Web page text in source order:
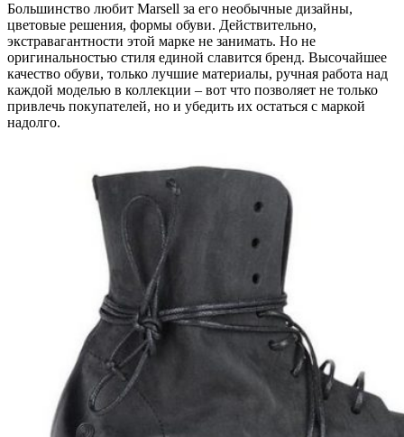
Большинство любит Marsell за его необычные дизайны,
цветовые решения, формы обуви. Действительно,
экстравагантности этой марке не занимать. Но не
оригинальностью стиля единой славится бренд. Высочайшее
качество обуви, только лучшие материалы, ручная работа над
каждой моделью в коллекции – вот что позволяет не только
привлечь покупателей, но и убедить их остаться с маркой
надолго.